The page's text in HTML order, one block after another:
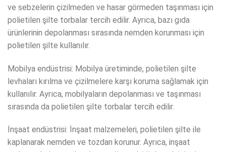
ve sebzelerin çizilmeden ve hasar görmeden taşınması için
polietilen şilte torbalar tercih edilir. Ayrıca, bazı gıda
ürünlerinin depolanması sırasında nemden korunması için
polietilen şilte kullanılır.
Mobilya endüstrisi: Mobilya üretiminde, polietilen şilte
levhaları kırılma ve çizilmelere karşı koruma sağlamak için
kullanılır. Ayrıca, mobilyaların depolanması ve taşınması
sırasında da polietilen şilte torbalar tercih edilir.
İnşaat endüstrisi: İnşaat malzemeleri, polietilen şilte ile
kaplanarak nemden ve tozdan korunur. Ayrıca, inşaat